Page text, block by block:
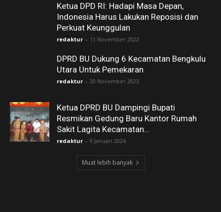
Ketua DPD RI: Hadapi Masa Depan,
Indonesia Harus Lakukan Reposisi dan
Perkuat Keunggulan
redaktur - 11 November 2022
DPRD BU Dukung 6 Kecamatan Bengkulu
Utara Untuk Pemekaran
redaktur - 20 November 2023
Ketua DPRD BU Dampingi Bupati
Resmikan Gedung Baru Kantor Rumah
Sakit Lagita Kecamatan...
redaktur - 9 Januari 2024
Muat lebih banyak